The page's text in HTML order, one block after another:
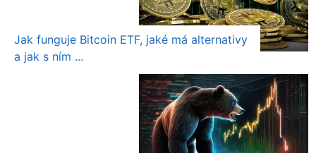
Jak funguje Bitcoin ETF, jaké má alternativy
a jak s ním ...